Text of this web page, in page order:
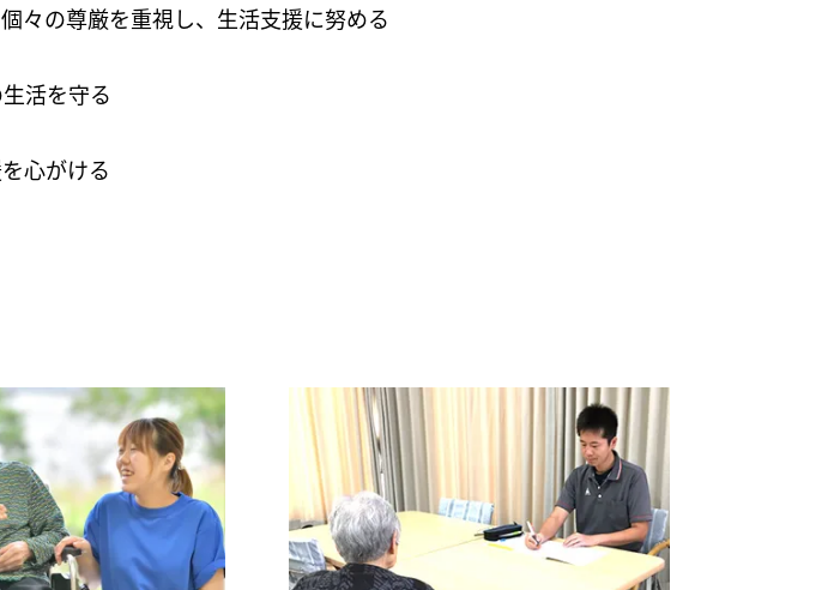
々の尊厳を重視し、生活支援に努める
活を守る
心がける